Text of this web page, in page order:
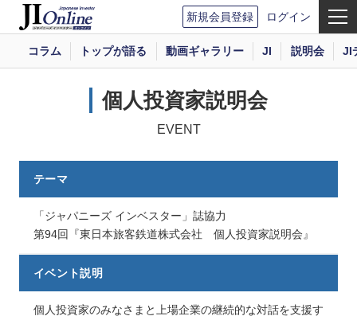
新規会員登録 ログイン
コラム トップが語る 動画ギャラリー JI 説明会 JI
個人投資家説明会
EVENT
テーマ
「ジャパニーズ インベスター」誌協力
第94回『東日本旅客鉄道株式会社 個人投資家説明会』
イベント説明
個人投資家のみなさまと上場企業の継続的な対話を支援す